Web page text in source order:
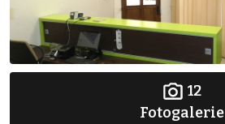
12
Fotogalerie